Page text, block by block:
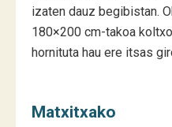
izaten dauz begibistan.
180×200 cm-takoa
hornituta hau ere itsas
Matxitxako